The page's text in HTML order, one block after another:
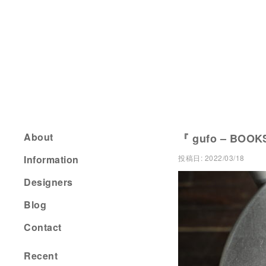
『 gufo –
投稿日: 2022/03/18
About
Information
Designers
Blog
Contact
Recent